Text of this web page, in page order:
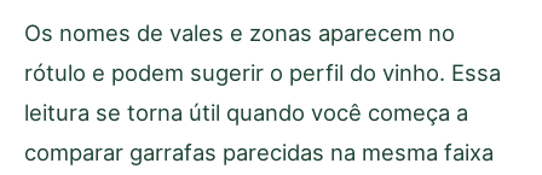
Os nomes de vales e zonas aparecem no
rótulo e podem sugerir o perfil do vinho. Essa
leitura se torna útil quando você começa a
comparar garrafas parecidas na mesma faixa